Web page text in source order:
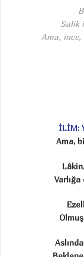
Salik
Ama,
İLİM:
Ama,